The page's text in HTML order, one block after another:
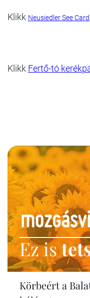
Klikk Neusiedler See Card
Klikk Fertő-tó
Ez is
Körbeért a